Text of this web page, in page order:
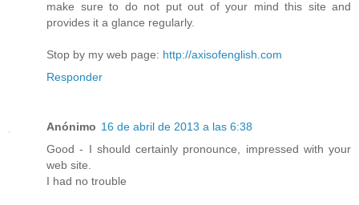
make sure to do not put out of your mind this site and
provides it a glance regularly.
Stop by my web page: http://axisofenglish.com
Responder
Anónimo 16 de abril de 2013 a las 6:38
Good - I should certainly pronounce, impressed with your
web site.
I had no trouble